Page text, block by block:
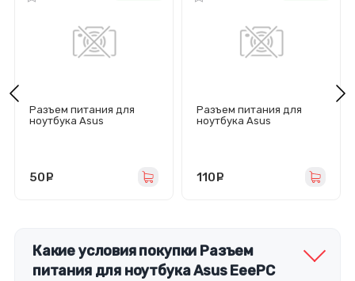
Разъем питания для
ноутбука Asus
50
Разъем питания для
ноутбука Asus
110
Какие условия покупки Разъем
питания для ноутбука Asus EeePC